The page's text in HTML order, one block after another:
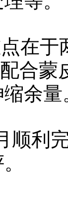
在
合蒙
余量
顺利